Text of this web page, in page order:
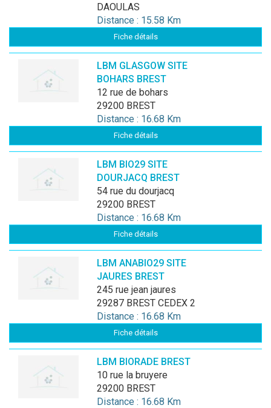
DAOULAS
Distance : 15.58 Km
Fiche détails
LBM GLASGOW SITE
BOHARS BREST
12 rue de bohars
29200 BREST
Distance : 16.68 Km
Fiche détails
LBM BIO29 SITE
DOURJACQ BREST
54 rue du dourjacq
29200 BREST
Distance : 16.68 Km
Fiche détails
LBM ANABIO29 SITE
JAURES BREST
245 rue jean jaures
29287 BREST CEDEX 2
Distance : 16.68 Km
Fiche détails
LBM BIORADE BREST
10 rue la bruyere
29200 BREST
Distance : 16.68 Km